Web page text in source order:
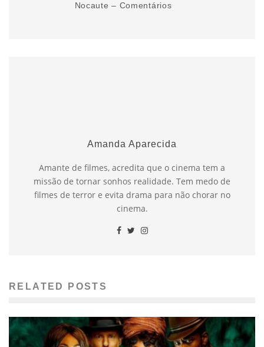
Nocaute – Comentários
Amanda Aparecida
Amante de filmes, acredita que o cinema tem a
missão de tornar sonhos realidade. Tem medo de
filmes de terror e evita drama para não chorar no
cinema.
RELATED POSTS